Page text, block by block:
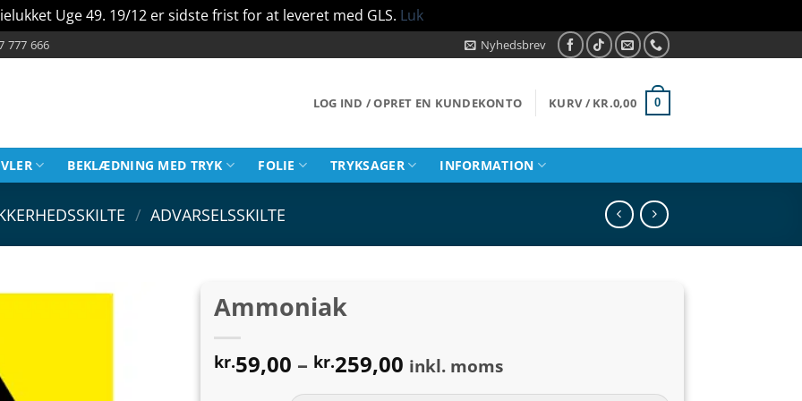
Uge 49. 19/12 er sidste frist for at leveret med GLS. Luk
777 666 Nyhedsbrev
LOG IND / OPRET EN KUNDEKONTO KURV / KR.0,00 0
BEKLÆDNING MED TRYK FOLIE TRYKSAGER INFORMATION
/ ADVARSELSSKILTE
Ammoniak
kr.59,00 – kr.259,00 Prisinterval:
inkl. moms